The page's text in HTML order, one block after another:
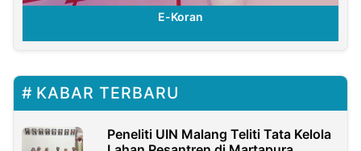
E-Koran
KABAR TERBARU
Peneliti UIN Malang Teliti Tata Kelola